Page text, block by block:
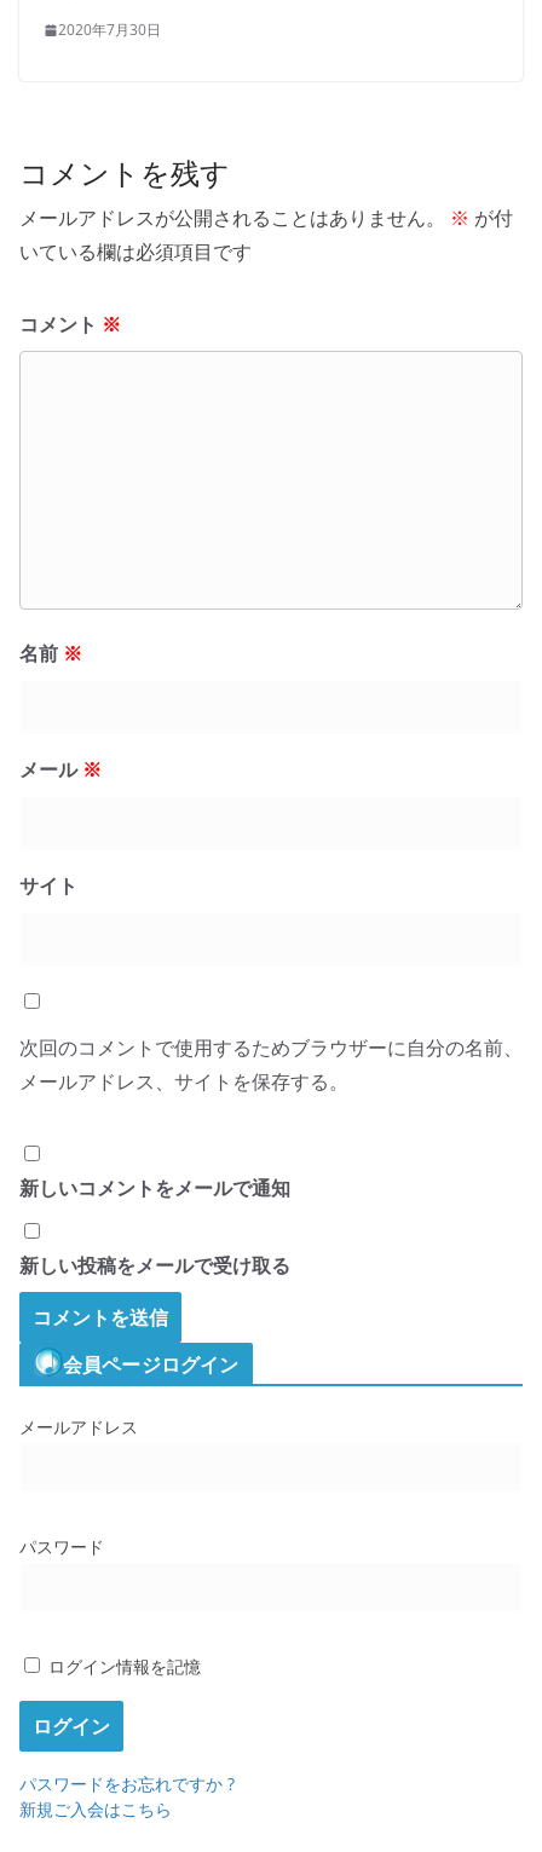
2020年7月30日
コメントを残す
メールアドレスが公開されることはありません。 ※ が付
いている欄は必須項目です
コメント ※
名前 ※
メール ※
サイト
次回のコメントで使用するためブラウザーに自分の名前、
メールアドレス、サイトを保存する。
新しいコメントをメールで通知
新しい投稿をメールで受け取る
会員ページログイン
メールアドレス
パスワード
ログイン情報を記憶
パスワードをお忘れですか ?
新規ご入会はこちら